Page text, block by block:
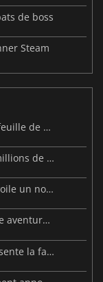
de boss
Steam
MARVEL Tōkon dévoile ses débuts et sa feuille de route
Resident Evil: Veronica dépasse déjà 2 millions de wishlists
Beast of Reincarnation : Game Freak dévoile un nouveau pari
Big Walk est disponible : partez pour une aventure entre amis
Warhammer 40 000 : Dawn of War 4 présente la faction des Nécrons